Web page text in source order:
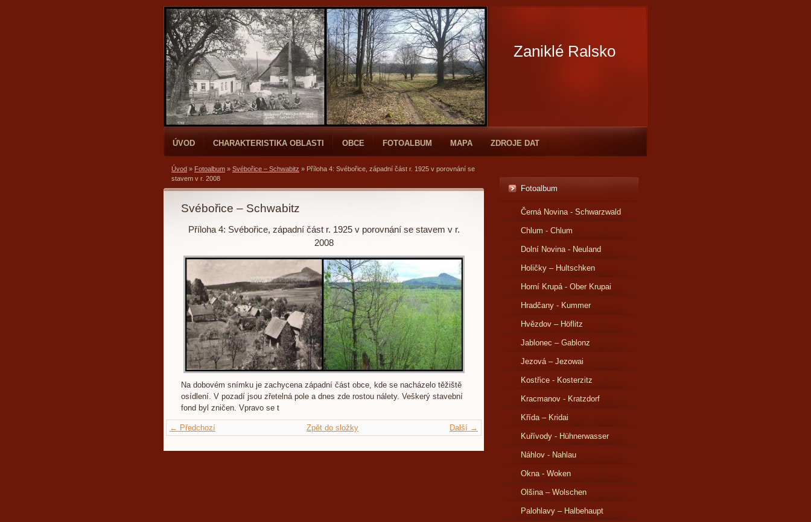
Zaniklé Ralsko
ÚVOD CHARAKTERISTIKA OBLASTI OBCE FOTOALBUM MAPA ZDROJE DAT
Úvod » Fotoalbum » Svébořice – Schwabitz » Příloha 4: Svébořice, západní část r. 1925 v porovnání se
stavem v r. 2008
Svébořice – Schwabitz
Příloha 4: Svébořice, západní část r. 1925 v porovnání se stavem v r.
2008
Na dobovém snímku je zachycena západní část obce, kde se nacházelo těžiště
osídlení. V pozadí jsou zřetelná pole a dnes zde rostou nálety. Veškerý stavební
fond byl zničen. Vpravo se t
← Předchozí Další →
Zpět do složky
Fotoalbum
Černá Novina - Schwarzwald
Chlum - Chlum
Dolní Novina - Neuland
Holičky – Hultschken
Horní Krupá - Ober Krupai
Hradčany - Kummer
Hvězdov – Höflitz
Jablonec – Gablonz
Jezová – Jezowai
Kostřice - Kosterzitz
Kracmanov - Kratzdorf
Křída – Kridai
Kuřívody - Hühnerwasser
Náhlov - Nahlau
Okna - Woken
Olšina – Wolschen
Palohlavy – Halbehaupt